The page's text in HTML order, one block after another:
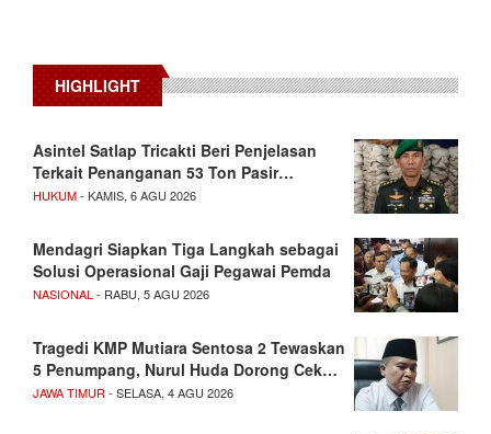
HIGHLIGHT
Asintel Satlap Tricakti Beri Penjelasan
Terkait Penanganan 53 Ton Pasir…
HUKUM- KAMIS, 6 AGU 2026
Mendagri Siapkan Tiga Langkah sebagai
Solusi Operasional Gaji Pegawai Pemda
NASIONAL - RABU, 5 AGU 2026
Tragedi KMP Mutiara Sentosa 2 Tewaskan
5 Penumpang, Nurul Huda Dorong Cek…
JAWA TIMUR - SELASA, 4 AGU 2026